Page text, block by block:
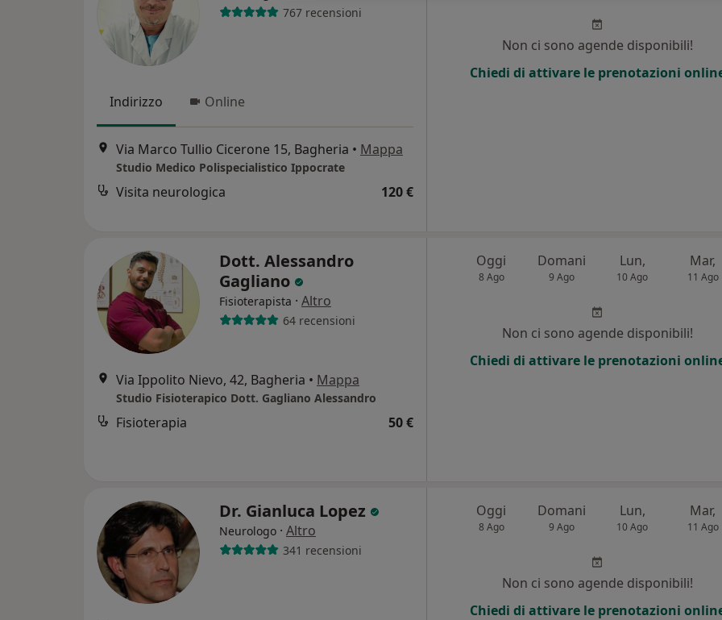
767 recensioni
Indirizzo Online
Via Marco Tullio Cicerone 15, Bagheria • Mappa
Studio Medico Polispecialistico Ippocrate
Visita neurologica 120 €
Non ci sono agende disponibili!
Chiedi di attivare le prenotazioni
Dott. Alessandro
Gagliano
Fisioterapista · Altro
64 recensioni
Via Ippolito Nievo, 42, Bagheria • Mappa
Studio Fisioterapico Dott. Gagliano Alessandro
Fisioterapia 50 €
Oggi
8 Ago
Domani
9 Ago
Lun,
10 Ago
Mar,
11 Ago
Non ci sono agende disponibili!
Chiedi di attivare le prenotazioni
Dr. Gianluca Lopez
Neurologo · Altro
341 recensioni
Oggi
8 Ago
Domani
9 Ago
Lun,
10 Ago
Mar,
11 Ago
Non ci sono agende disponibili!
Chiedi di attivare le prenotazioni